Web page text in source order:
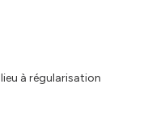
à régularisation